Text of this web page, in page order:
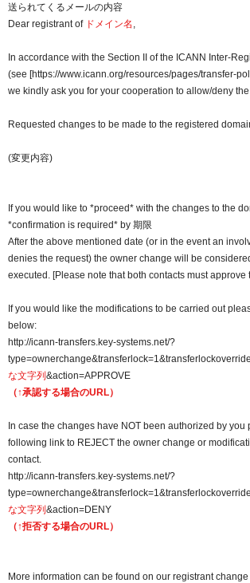
Value Domain Oneにログイン
※AmazonはValue Domain Oneのログ
One レンタルサーバーを含む最新の
Google
GMO ID
※AmazonはValue Domain Oneのアカウント
送られてくるメールの内容
Dear registrant of ドメイン名 ,
In accordance with the Section II of the ICANN Inter-
(see [https://www.icann.org/resources/pages/transfer-
we kindly ask you for your cooperation to allow/deny
Requested changes to be made to the registered
(変更内容)
If you would like to *proceed* with the changes to the
*confirmation is required* by 期限
After the above mentioned date (or in the event an
denies the request) the owner change will be
executed. [Please note that both contacts must approve
If you would like the modifications to be carried out
below:
http://icann-transfers.key-systems.net/?
な文字列 &action=APPROVE
（↑承認する場合のURL）
In case the changes have NOT been authorized by you
following link to REJECT the owner change or
contact.
http://icann-transfers.key-systems.net/?
な文字列 &action=DENY
（↑拒否する場合のURL）
More information can be found on our registrant